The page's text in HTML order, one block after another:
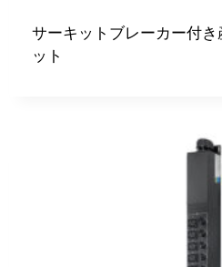
サーキットブレーカー付
ット